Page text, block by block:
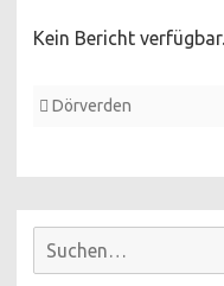
Kein Bericht verfügbar.
Dörverden
Suchen